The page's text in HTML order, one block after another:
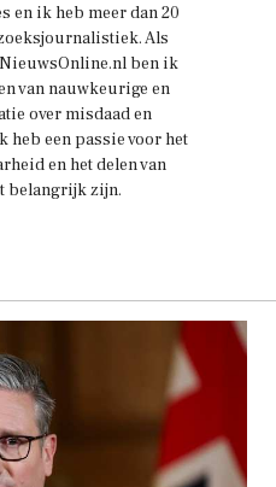
en ik heb meer dan 20
Als
ben ik
van nauwkeurige en
over misdaad en
heb een passie voor het
en het delen van
belangrijk zijn.